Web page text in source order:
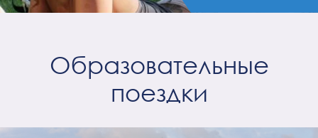
Образовательные
поездки